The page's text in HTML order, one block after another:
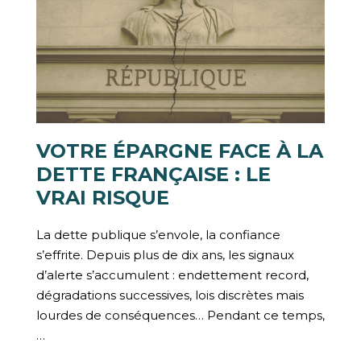
VOTRE ÉPARGNE FACE À LA
DETTE FRANÇAISE : LE
VRAI RISQUE
La dette publique s’envole, la confiance
s’effrite. Depuis plus de dix ans, les signaux
d’alerte s’accumulent : endettement record,
dégradations successives, lois discrètes mais
lourdes de conséquences… Pendant ce temps,
…